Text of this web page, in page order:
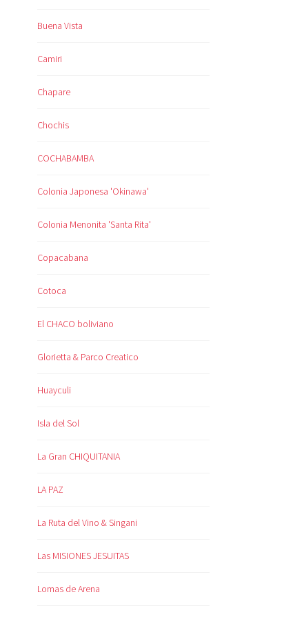
Buena Vista
Camiri
Chapare
Chochis
COCHABAMBA
Colonia Japonesa 'Okinawa'
Colonia Menonita 'Santa Rita'
Copacabana
Cotoca
El CHACO boliviano
Glorietta & Parco Creatico
Huayculi
Isla del Sol
La Gran CHIQUITANIA
LA PAZ
La Ruta del Vino & Singani
Las MISIONES JESUITAS
Lomas de Arena